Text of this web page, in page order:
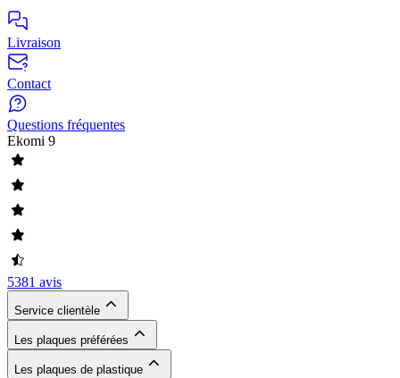
Livraison
Contact
Questions fréquentes
Ekomi 9
5381 avis
Service clientèle
Les plaques préférées
Les plaques de plastique